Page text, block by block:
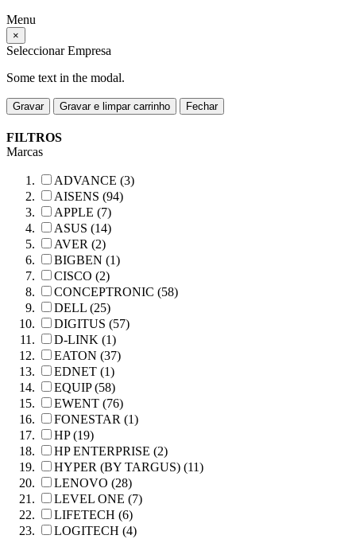
Menu
×
Seleccionar Empresa
Some text in the modal.
Gravar Gravar e limpar carrinho Fechar
FILTROS
Marcas
ADVANCE (3)
AISENS (94)
APPLE (7)
ASUS (14)
AVER (2)
BIGBEN (1)
CISCO (2)
CONCEPTRONIC (58)
DELL (25)
DIGITUS (57)
D-LINK (1)
EATON (37)
EDNET (1)
EQUIP (58)
EWENT (76)
FONESTAR (1)
HP (19)
HP ENTERPRISE (2)
HYPER (BY TARGUS) (11)
LENOVO (28)
LEVEL ONE (7)
LIFETECH (6)
LOGITECH (4)